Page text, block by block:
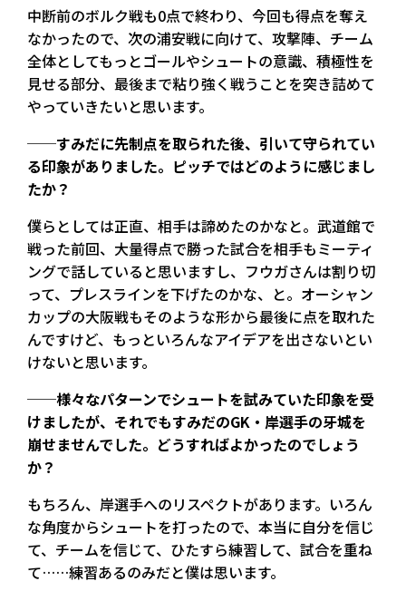
中断前のボルク戦も0点で終わり、今回も得点を奪え
なかったので、次の浦安戦に向けて、攻撃陣、チーム
全体としてもっとゴールやシュートの意識、積極性を
見せる部分、最後まで粘り強く戦うことを突き詰めて
やっていきたいと思います。
──すみだに先制点を取られた後、引いて守られてい
る印象がありました。ピッチではどのように感じまし
たか？
僕らとしては正直、相手は諦めたのかなと。武道館で
戦った前回、大量得点で勝った試合を相手もミーティ
ングで話していると思いますし、フウガさんは割り切
って、プレスラインを下げたのかな、と。オーシャン
カップの大阪戦もそのような形から最後に点を取れた
んですけど、もっといろんなアイデアを出さないとい
けないと思います。
──様々なパターンでシュートを試みていた印象を受
けましたが、それでもすみだのGK・岸選手の牙城を
崩せませんでした。どうすればよかったのでしょう
か？
もちろん、岸選手へのリスペクトがあります。いろん
な角度からシュートを打ったので、本当に自分を信じ
て、チームを信じて、ひたすら練習して、試合を重ね
て……練習あるのみだと僕は思います。